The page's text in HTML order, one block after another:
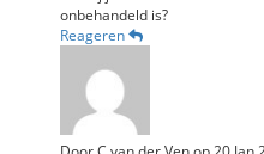
onbehandeld is?
Reageren